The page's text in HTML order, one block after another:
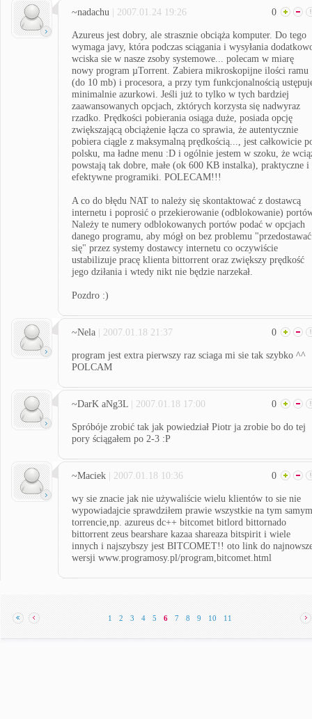
~nadachu | 2007.01.24 19:26 0
Azureus jest dobry, ale strasznie obciąża komputer. Do tego
wymaga javy, która podczas sciągania i wysyłania
wciska sie w nasze zsoby systemowe... polecam w miarę
nowy program µTorrent. Zabiera mikroskopijne ilości ramu
(do 10 mb) i procesora, a przy tym funkcjonalnością
minimalnie azurkowi. Jeśli już to tylko w tych bardziej
zaawansowanych opcjach, zktórych korzysta się nadwyraz
rzadko. Prędkości pobierania osiąga duże, posiada opcję
zwiększającą obciążenie łącza co sprawia, że autentycznie
pobiera ciągle z maksymalną prędkością..., jest całkowicie
polsku, ma ładne menu :D i ogólnie jestem w szoku, że
powstają tak dobre, małe (ok 600 KB instalka), praktyczne i
efektywne programiki. POLECAM!!!
A co do błędu NAT to należy się skontaktować z dostawcą
internetu i poprosić o przekierowanie (odblokowanie)
Należy te numery odblokowanych portów podać w opcjach
danego programu, aby mógł on bez problemu "przedostawać
się" przez systemy dostawcy internetu co oczywiście
ustabilizuje pracę klienta bittorrent oraz zwiększy prędkość
jego dziłania i wtedy nikt nie będzie narzekał.
Pozdro :)
~Nela | 2007.01.18 21:37 0
program jest extra pierwszy raz sciaga mi sie tak szybko ^^
POLCAM
~DarK aNg3L | 2007.01.18 17:00 0
Spróbóje zrobić tak jak powiedział Piotr ja zrobie bo do tej
pory ściągałem po 2-3 :P
~Maciek | 2007.01.18 10:36 0
wy sie znacie jak nie używaliście wielu klientów to sie nie
wypowiadajcie sprawdziłem prawie wszystkie na tym samym
torrencie,np. azureus dc++ bitcomet bitlord bittornado
bittorrent zeus bearshare kazaa shareaza bitspirit i wiele
innych i najszybszy jest BITCOMET!! oto link do
wersji www.programosy.pl/program,bitcomet.html
1 2 3 4 5 6 7 8 9 10 11